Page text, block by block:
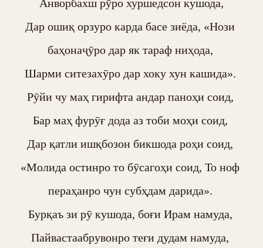
Дар ошиқ орзуро карда басе зиёда, «Нози
баҳонаҷӯро дар як тараф ниҳода,
Шарми ситезахӯро дар хоку хун кашида».
Рӯйи чу маҳ гирифта андар паноҳи соид,
Бар маҳ фурӯғ дода аз тоби моҳи соид,
Дар қатли ишқбозон бикшода роҳи соид,
«Молида остинро то бӯсагоҳи соид, То ноф
пераҳанро чун субҳдам дарида».
Бурқаъ зи рӯ кушода, боғи Ирам намуда,
Пайвастаабрувонро теғи дудам намуда,